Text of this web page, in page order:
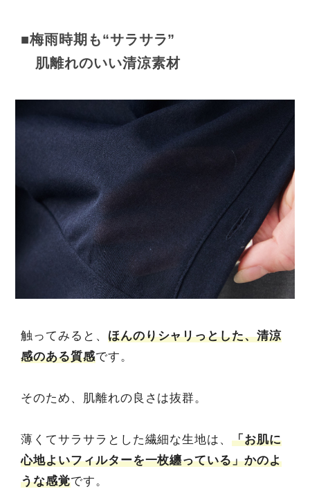
■梅雨時期も“サラサラ”
肌離れのいい清涼素材
触ってみると、 ほんのりシャリっとした、清涼
感のある質感です。
そのため、肌離れの良さは抜群。
薄くてサラサラとした繊細な生地は、「お肌に
心地よいフィルターを一枚纏っている」かのよ
うな感覚です。